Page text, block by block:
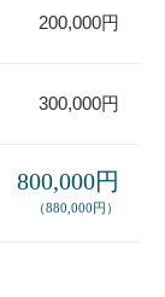
200,000円
300,000円
800,000円
（880,000円）